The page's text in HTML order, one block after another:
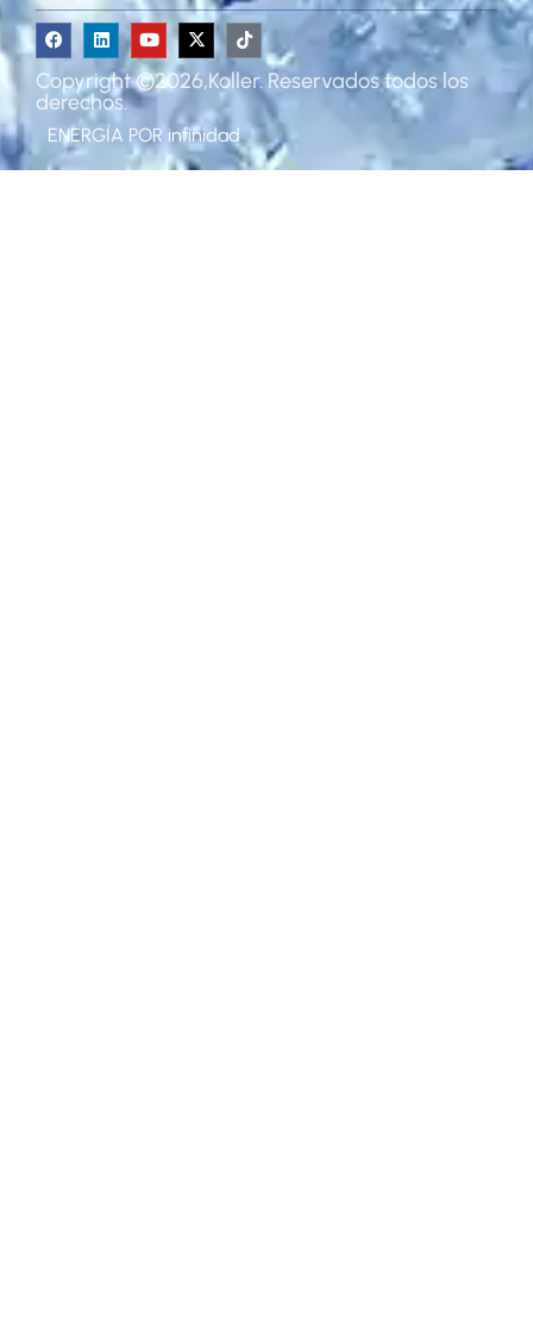
Copyright ©2026,Koller. Reservados todos los
derechos.
ENERGÍA POR infinidad